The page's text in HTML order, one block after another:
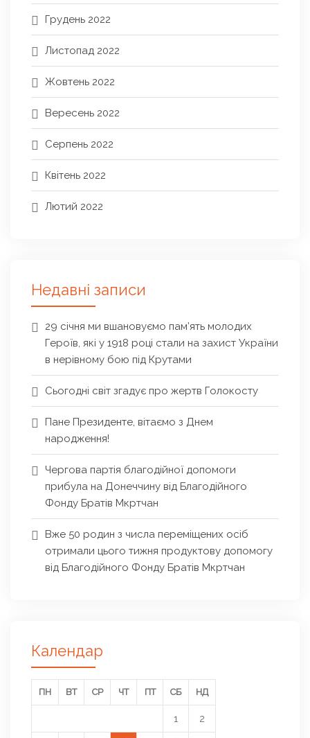
Грудень 2022
Листопад 2022
Жовтень 2022
Вересень 2022
Серпень 2022
Квітень 2022
Лютий 2022
Недавні записи
29 січня ми вшановуємо пам’ять молодих
Героїв, які у 1918 році стали на захист України
в нерівному бою під Крутами
Сьогодні світ згадує про жертв Голокосту
Пане Президенте, вітаємо з Днем
народження!
Чергова партія благодійної допомоги
прибула на Донеччину від Благодійного
Фонду Братів Мкртчан
Вже 50 родин з числа переміщених осіб
отримали цього тижня продуктову допомогу
від Благодійного Фонду Братів Мкртчан
Календар
ПН ВТ СР ЧТ ПТ СБ НД
1 2